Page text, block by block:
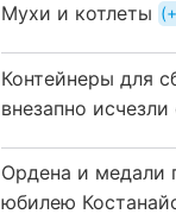
Мухи и котлеты
Контейнеры для
внезапно
Ордена и медали
юбилею